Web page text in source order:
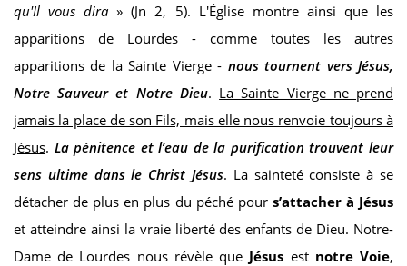
qu'Il vous dira» (Jn 2, 5). L'Église montre ainsi que les
apparitions de Lourdes - comme toutes les autres
apparitions de la Sainte Vierge - nous tournent vers Jésus,
Notre Sauveur et Notre Dieu. La Sainte Vierge ne prend
jamais la place de son Fils, mais elle nous renvoie toujours à
Jésus. La pénitence et l’eau de la purification trouvent leur
sens ultime dans le Christ Jésus. La sainteté consiste à se
détacher de plus en plus du péché pour s’attacher à Jésus
et atteindre ainsi la vraie liberté des enfants de Dieu. Notre-
Dame de Lourdes nous révèle que Jésus est notre Voie,